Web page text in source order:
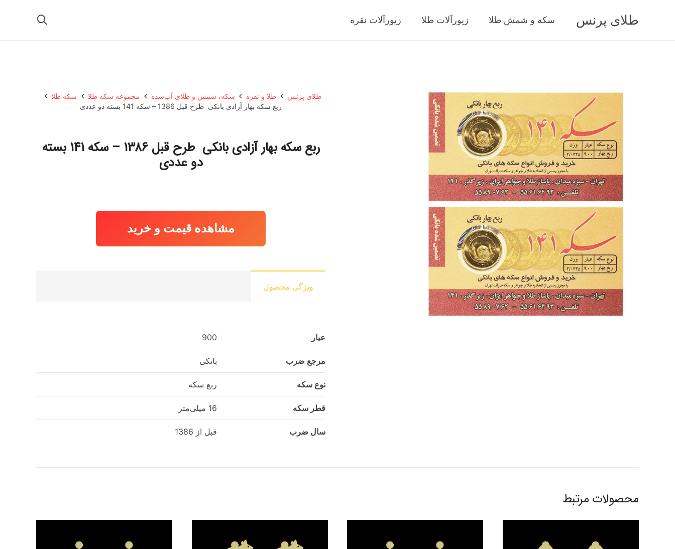
طلای پرنس سکه و شمش طلا زیورآلات طلا زیورآلات نقره
طلای پرنس طلا و نقره سکه، شمش و طلای آب‌شده مجموعه سکه طلا
سکه طلا
ربع سکه بهار آزادی بانکی طرح قبل 1386 – سکه 141 بسته دو عددی
ربع سکه بهار آزادی بانکی طرح قبل 1386 – سکه 141 بسته
دو عددی
مشاهده قیمت و خرید
ویژگی محصول
عیار 900
مرجع ضرب بانکی
نوع سکه ربع سکه
قطر سکه 16 میلی‌متر
سال ضرب قبل از 1386
محصولات مرتبط